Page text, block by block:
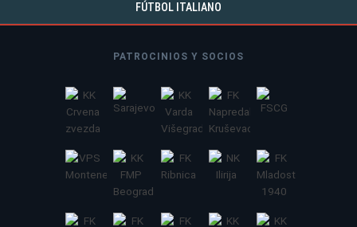
FÚTBOL ITALIANO
PATROCINIOS Y SOCIOS